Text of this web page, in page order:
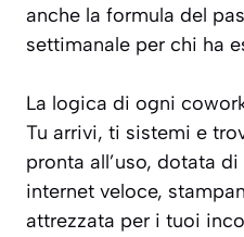
anche la formula del
settimanale per chi ha
La logica di ogni
Tu arrivi, ti sistemi e
pronta all’uso, dotata
internet veloce,
attrezzata per i tuoi